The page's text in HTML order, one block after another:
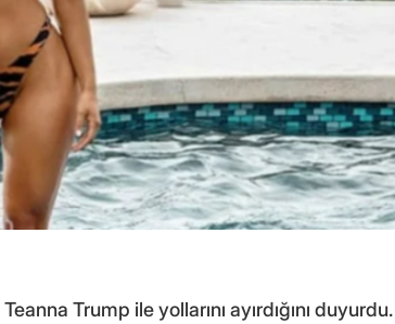
Trump ile yollarını ayırdığını duyurdu.